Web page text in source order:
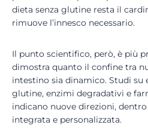
dieta senza glutine resta il
rimuove l’innesco necessario.
Il punto scientifico, però, è più
dimostra quanto il confine tra
intestino sia dinamico. Studi su
glutine, enzimi degradativi e
indicano nuove direzioni,
integrata e personalizzata.